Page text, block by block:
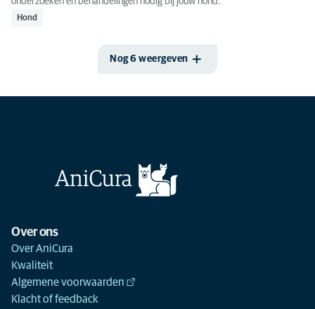
Hond
Nog 6 weergeven
Over ons
Over AniCura
Kwaliteit
Algemene voorwaarden
Klacht of feedback